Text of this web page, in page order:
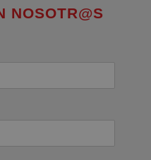
NOSOTR@S